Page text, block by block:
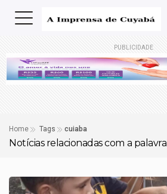
PUBLICIDADE
Home Tags cuiaba
Notícias relacionadas com a palavra